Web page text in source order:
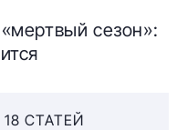
сезон»:
СТАТЕЙ